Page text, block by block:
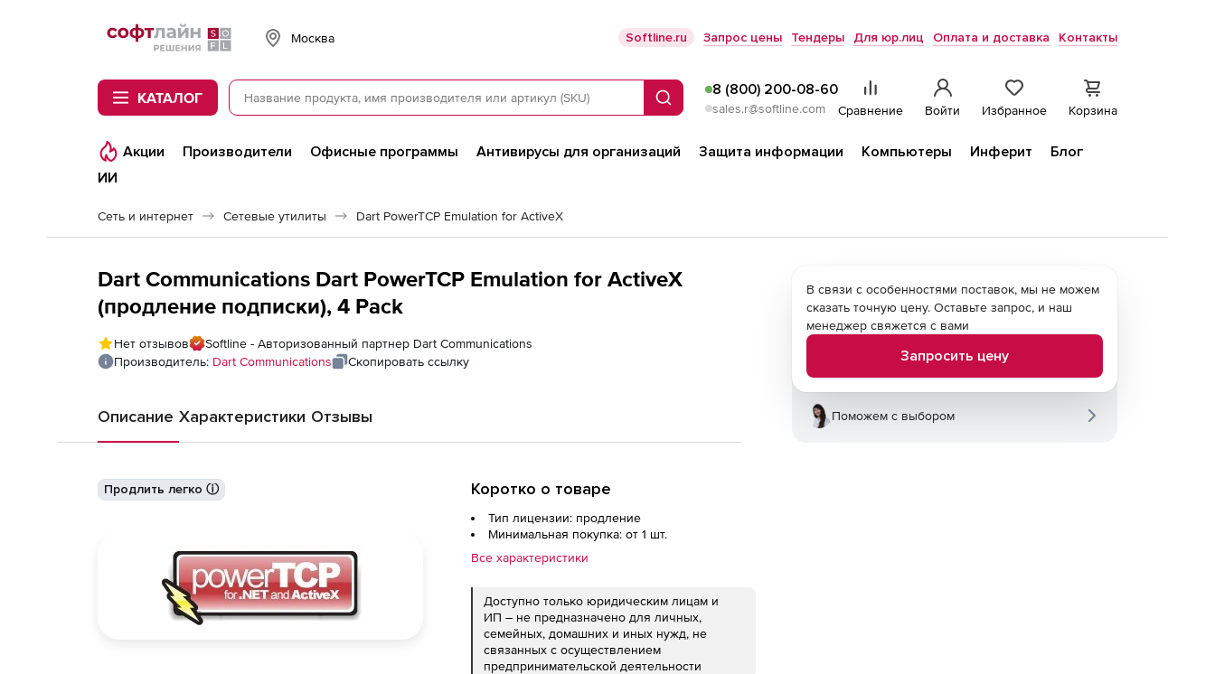
Softline
Москва Softline.ru Запрос цены Тендеры Для юр.лиц Оплата и доставка Контакты
КАТАЛОГ Поиск
8 (800) 200-08-60
sales.r@softline.com Сравнение Войти Избранное Корзина
Акции Производители Офисные программы Антивирусы для организаций Защита информации Компьютеры Инферит
Блог
ИИ
Сеть и интернет Сетевые утилиты Dart PowerTCP Emulation for ActiveX
Dart Communications Dart PowerTCP Emulation for ActiveX
(продление подписки), 4 Pack
Нет отзывов
Softline - Авторизованный партнер Dart Communications
Производитель: Dart Communications Скопировать ссылку
Описание Характеристики Отзывы
Продлить легко ⓘ Коротко о товаре
Тип лицензии: продление
Минимальная покупка: от 1 шт.
Все характеристики
Доступно только юридическим лицам и
ИП – не предназначено для личных,
семейных, домашних и иных нужд, не
связанных с осуществлением
предпринимательской деятельности
В связи с особенностями поставок, мы не можем
сказать точную цену. Оставьте запрос, и наш
менеджер свяжется с вами
Запросить цену
Поможем с выбором